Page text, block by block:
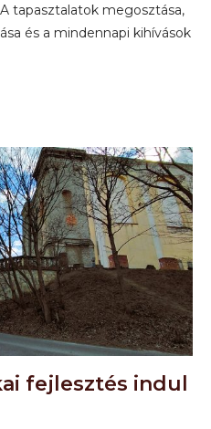
tapasztalatok megosztása,
és a mindennapi kihívások
fejlesztés indul